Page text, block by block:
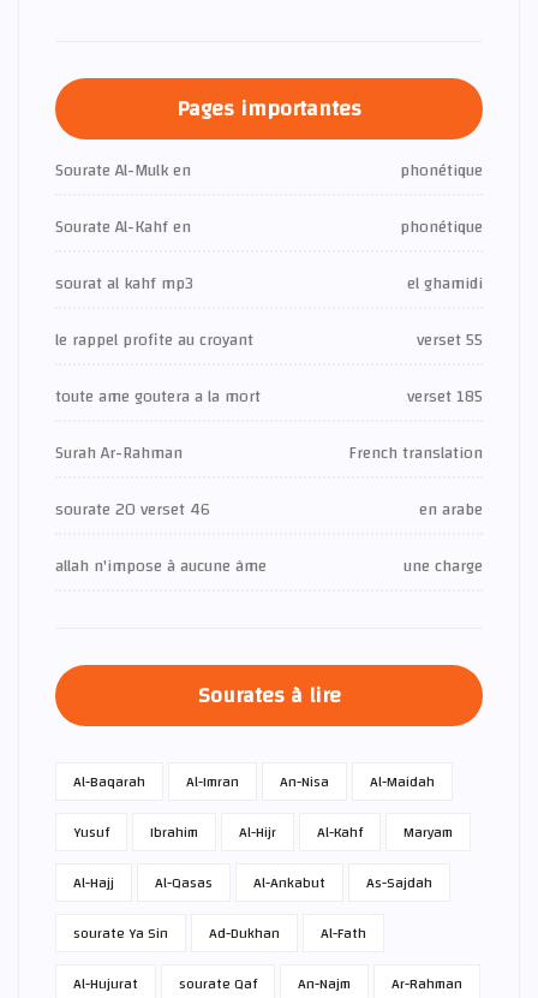
Pages importantes
Sourate Al-Mulk en
phonétique
Sourate Al-Kahf en
phonétique
sourat al kahf mp3
el ghamidi
le rappel profite au croyant
verset 55
toute ame goutera a la mort
verset 185
Surah Ar-Rahman
French translation
sourate 20 verset 46
en arabe
allah n'impose à aucune âme
une charge
Sourates à lire
Al-Baqarah Al-Imran An-Nisa
Al-Maidah
Yusuf
Ibrahim Al-Hijr Al-Kahf
Maryam
Al-Hajj
Al-Qasas Al-Ankabut
As-Sajdah
sourate Ya Sin
Ad-Dukhan
Al-Fath
Al-Hujurat
sourate Qaf An-Najm
Ar-Rahman